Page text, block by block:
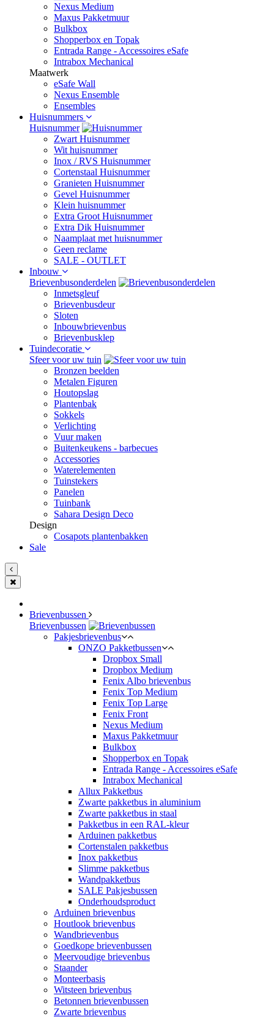
Nexus Medium
Maxus Pakketmuur
Bulkbox
Shopperbox en Topak
Entrada Range - Accessoires eSafe
Intrabox Mechanical
Maatwerk
eSafe Wall
Nexus Ensemble
Ensembles
Huisnummers
Huisnummer
Zwart Huisnummer
Wit huisnummer
Inox / RVS Huisnummer
Cortenstaal Huisnummer
Granieten Huisnummer
Gevel Huisnummer
Klein huisnummer
Extra Groot Huisnummer
Extra Dik Huisnummer
Naamplaat met huisnummer
Geen reclame
SALE - OUTLET
Inbouw
Brievenbusonderdelen
Inmetsgleuf
Brievenbusdeur
Sloten
Inbouwbrievenbus
Brievenbusklep
Tuindecoratie
Sfeer voor uw tuin
Bronzen beelden
Metalen Figuren
Houtopslag
Plantenbak
Sokkels
Verlichting
Vuur maken
Buitenkeukens - barbecues
Accessories
Waterelementen
Tuinstekers
Panelen
Tuinbank
Sahara Design Deco
Design
Cosapots plantenbakken
Sale
Brievenbussen
Brievenbussen
Pakjesbrievenbus
ONZO Pakketbussen
Dropbox Small
Dropbox Medium
Fenix Albo brievenbus
Fenix Top Medium
Fenix Top Large
Fenix Front
Nexus Medium
Maxus Pakketmuur
Bulkbox
Shopperbox en Topak
Entrada Range - Accessoires eSafe
Intrabox Mechanical
Allux Pakketbus
Zwarte pakketbus in aluminium
Zwarte pakketbus in staal
Pakketbus in een RAL-kleur
Arduinen pakketbus
Cortenstalen pakketbus
Inox pakketbus
Slimme pakketbus
Wandpakketbus
SALE Pakjesbussen
Onderhoudsproduct
Arduinen brievenbus
Houtlook brievenbus
Wandbrievenbus
Goedkope brievenbussen
Meervoudige brievenbus
Staander
Monteerbasis
Witsteen brievenbus
Betonnen brievenbussen
Zwarte brievenbus